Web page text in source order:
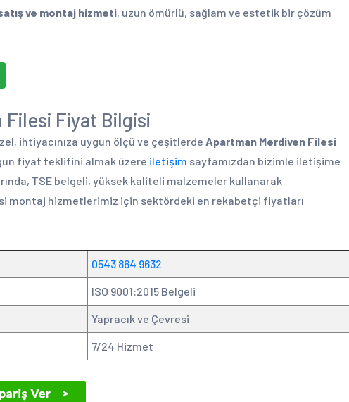
ve montaj hizmeti, uzun ömürlü, sağlam ve estetik bir çözüm
Fiyat Bilgisi
ihtiyacınıza uygun ölçü ve çeşitlerde Apartman Merdiven Filesi
fiyat teklifini almak üzere iletişim sayfamızdan bizimle iletişime
TSE belgeli, yüksek kaliteli malzemeler kullanarak
montaj hizmetlerimiz için sektördeki en rekabetçi fiyatları
0543 864 9632
ISO 9001:2015 Belgeli
Yapracık ve Çevresi
7/24 Hizmet